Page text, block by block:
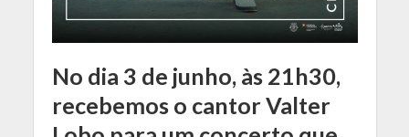
No dia 3 de junho, às 21h30,
recebemos o cantor Valter